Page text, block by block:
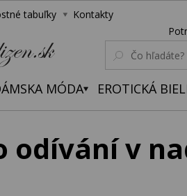
tabuľky Kontakty
MÓDA EROTICKÁ
odívání v